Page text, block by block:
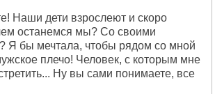
Наши дети взрослеют и скоро
останемся мы? Со своими
Я бы мечтала, чтобы рядом со мной
плечо! Человек, с которым мне
Ну вы сами понимаете, все